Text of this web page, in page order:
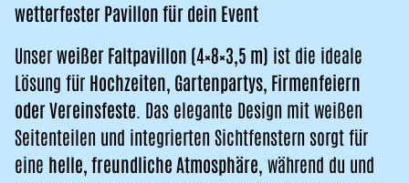
wetterfester Pavillon für dein Event
Unserweißer Faltpavillon (4×8×3,5 m) ist die ideale
Lösung für Hochzeiten, Gartenpartys, Firmenfeiern
oder Vereinsfeste . Das elegante Design mit weißen
Seitenteilen und integrierten Sichtfenstern sorgt für
eine helle, freundliche Atmosphäre , während du und